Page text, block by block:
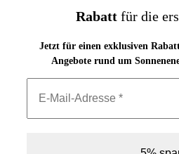
Rabattfür die
Jetzt für einen exklusiven
Angebote rund um